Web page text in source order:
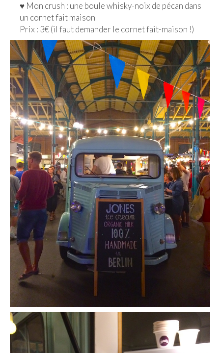
♥︎ Mon crush : une boule whisky-noix de pécan dans
un cornet fait maison
Prix : 3€ (il faut demander le cornet fait-maison !)